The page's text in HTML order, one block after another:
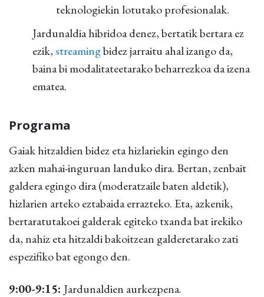
teknologiekin lotutako profesionalak.
Jardunaldia hibridoa denez, bertatik bertara ez
ezik,streamingbidez jarraitu ahal izango da,
baina bi modalitateetarako beharrezkoa da izena
ematea.
Programa
Gaiak hitzaldien bidez eta hizlariekin egingo den
azken mahai-inguruan landuko dira. Bertan, zenbait
galdera egingo dira (moderatzaile baten aldetik),
hizlarien arteko eztabaida errazteko. Eta, azkenik,
bertaratutakoei galderak egiteko txanda bat irekiko
da, nahiz eta hitzaldi bakoitzean galderetarako zati
espezifiko bat egongo den.
9:00-9:15: Jardunaldien aurkezpena.